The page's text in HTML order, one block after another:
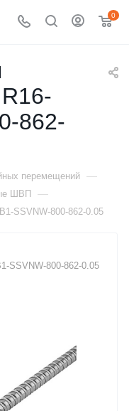
0
862-
перемещений —
ШВП —
SSVNW-800-862-0.05
SSVNW-800-862-0.05